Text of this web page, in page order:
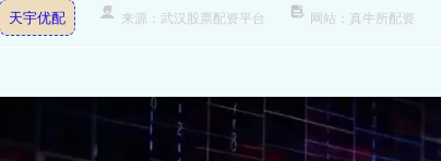
天宇优配 来源：武汉股票配资平台 网站：真牛所配资